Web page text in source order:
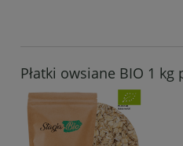
Płatki owsiane BIO 1 kg